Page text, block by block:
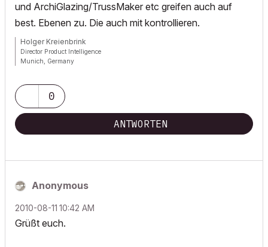
und ArchiGlazing/TrussMaker etc greifen auch auf
best. Ebenen zu. Die auch mit kontrollieren.
Holger Kreienbrink
Director Product Intelligence
Munich, Germany
0
ANTWORTEN
Anonymous
‎2010-08-11 10:42 AM
Grüßt euch.